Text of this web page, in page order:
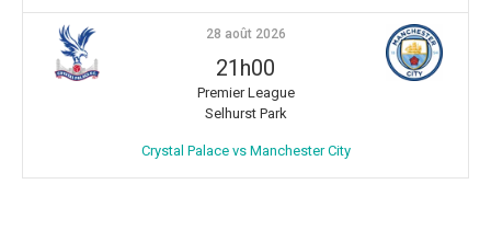
28 août 2026
21h00
Premier League
Selhurst Park
Crystal Palace vs Manchester City